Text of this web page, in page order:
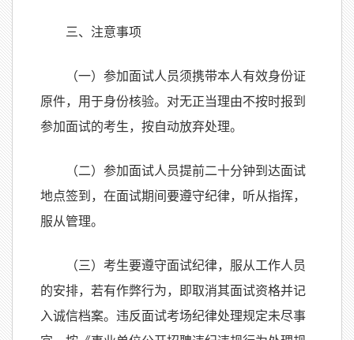
三、注意事项
（一）参加面试人员须携带本人有效身份证
原件，用于身份核验。对无正当理由不按时报到
参加面试的考生，按自动放弃处理。
（二）参加面试人员提前二十分钟到达面试
地点签到，在面试期间要遵守纪律，听从指挥，
服从管理。
（三）考生要遵守面试纪律，服从工作人员
的安排，若有作弊行为，即取消其面试资格并记
入诚信档案。违反面试考场纪律处理规定未尽事